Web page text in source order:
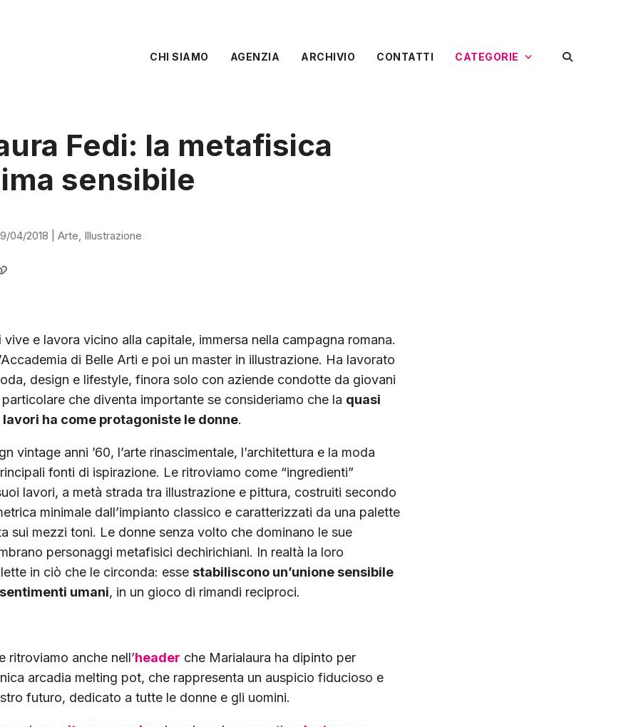
CHI SIAMO AGENZIA ARCHIVIO CONTATTI CATEGORIE
Fedi: la metafisica
sensibile
9/04/2018 Arte, Illustrazione
vive e lavora vicino alla capitale, immersa nella campagna romana.
di Belle Arti e poi un master in illustrazione. Ha lavorato
design e lifestyle, finora solo con aziende condotte da giovani
che diventa importante se consideriamo che la quasi
ha come protagoniste le donne.
vintage anni ’60, l’arte rinascimentale, l’architettura e la moda
fonti di ispirazione. Le ritroviamo come “ingredienti”
lavori, a metà strada tra illustrazione e pittura, costruiti secondo
minimale dall’impianto classico e caratterizzati da una palette
sui mezzi toni. Le donne senza volto che dominano le sue
personaggi metafisici dechirichiani. In realtà la loro
in ciò che le circonda: esse stabiliscono un’unione sensibile
umani, in un gioco di rimandi reciproci.
ritroviamo anche nell’header che Marialaura ha dipinto per
arcadia melting pot, che rappresenta un auspicio fiducioso e
futuro, dedicato a tutte le donne e gli uomini.